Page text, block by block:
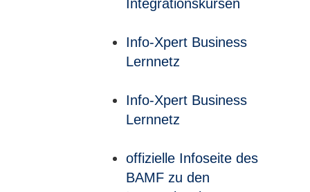
Integrationskursen
Info-Xpert Business
Lernnetz
Info-Xpert Business
Lernnetz
offizielle Infoseite des
BAMF zu den